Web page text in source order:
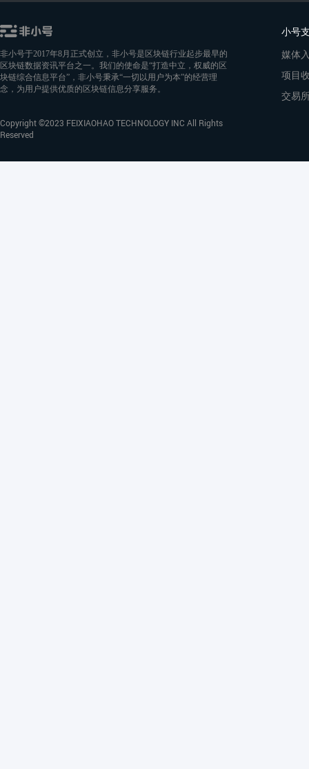
非小号于2017年8月正式创立，非小号是区块链行业起步最早的
区块链数据资讯平台之一。我们的使命是“打造中立，权威的区
块链综合信息平台”，非小号秉承“一切以用户为本”的经营理
念，为用户提供优质的区块链信息分享服务。
Copyright ©2023 FEIXIAOHAO TECHNOLOGY INC All Rights
Reserved
小号
媒体
项目
交易